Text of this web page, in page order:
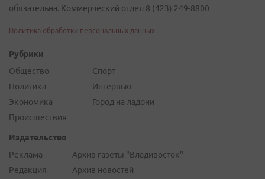
обязательна. Коммерческий отдел 8 (423) 249-8800
Политика обработки персональных данных
Рубрики
Общество
Политика
Экономика
Происшествия
Спорт
Интервью
Город на ладони
Издательство
Реклама
Редакция
Архив газеты "Владивосток"
Архив новостей